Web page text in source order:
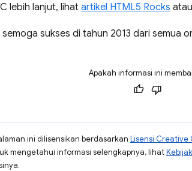
lebih lanjut, lihat artikel HTML5 Rocks atau
sukses di tahun 2013 dari semua
Apakah informasi ini
ini dilisensikan berdasarkan Lisensi Creative
mengetahui informasi selengkapnya, lihat